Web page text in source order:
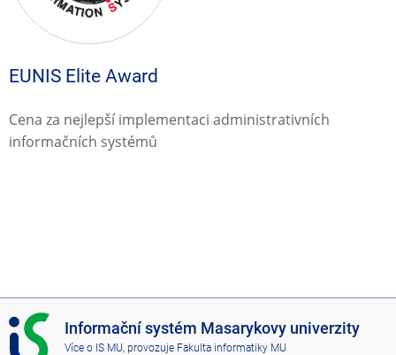
EUNIS Elite Award
Cena za nejlepší implementaci administrativních
informačních systémů
I
S
Informační systém Masarykovy univerzity
Více o IS MU, provozuje Fakulta informatiky MU